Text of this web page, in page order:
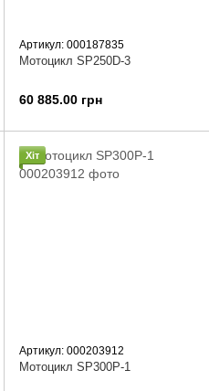
Артикул: 000187835
Мотоцикл SP250D-3
60 885.00 грн
Хіт
Артикул: 000203912
Мотоцикл SP300P-1